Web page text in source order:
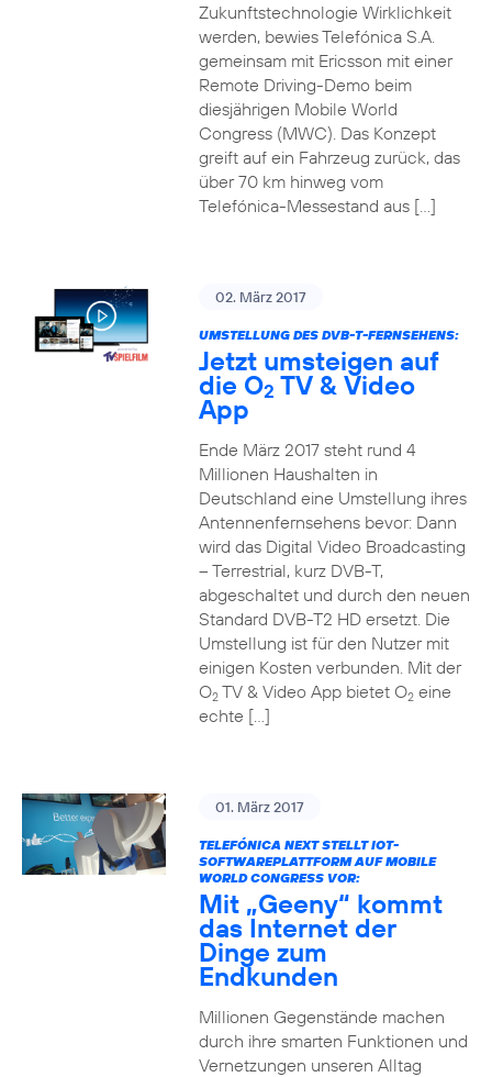
Zukunftstechnologie Wirklichkeit
werden, bewies Telefónica S.A.
gemeinsam mit Ericsson mit einer
Remote Driving-Demo beim
diesjährigen Mobile World
Congress (MWC). Das Konzept
greift auf ein Fahrzeug zurück, das
über 70 km hinweg vom
Telefónica-Messestand aus […]
02. März 2017
UMSTELLUNG DES DVB-T-FERNSEHENS:
Jetzt umsteigen auf
die O2 TV & Video
App
Ende März 2017 steht rund 4
Millionen Haushalten in
Deutschland eine Umstellung ihres
Antennenfernsehens bevor: Dann
wird das Digital Video Broadcasting
– Terrestrial, kurz DVB-T,
abgeschaltet und durch den neuen
Standard DVB-T2 HD ersetzt. Die
Umstellung ist für den Nutzer mit
einigen Kosten verbunden. Mit der
O2TV & Video App bietet O2eine
echte […]
01. März 2017
TELEFÓNICA NEXT STELLT IOT-
SOFTWAREPLATTFORM AUF MOBILE
WORLD CONGRESS VOR:
Mit „Geeny“ kommt
das Internet der
Dinge zum
Endkunden
Millionen Gegenstände machen
durch ihre smarten Funktionen und
Vernetzungen unseren Alltag